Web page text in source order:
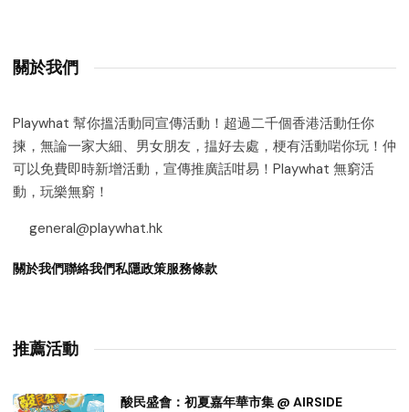
關於我們
Playwhat 幫你搵活動同宣傳活動！超過二千個香港活動任你
揀，無論一家大細、男女朋友，揾好去處，梗有活動啱你玩！仲
可以免費即時新增活動，宣傳推廣話咁易！Playwhat 無窮活
動，玩樂無窮！
general@playwhat.hk
關於我們聯絡我們私隱政策服務條款
推薦活動
酸民盛會：初夏嘉年華市集 @ AIRSIDE